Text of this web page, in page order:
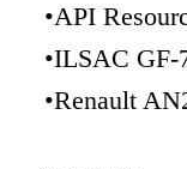
•API
•ILSAC GF-
•Renault